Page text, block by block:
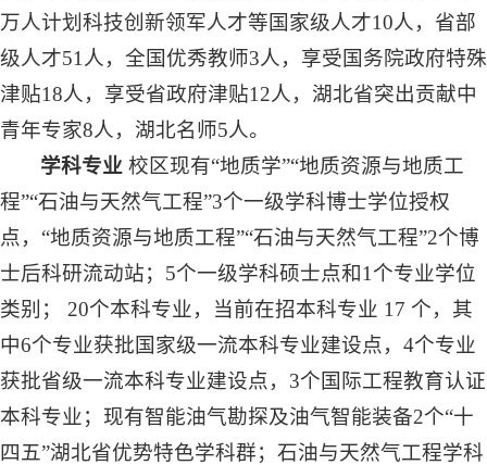
万人计划科技创新领军人才等国家级人才10人，省部
级人才51人，全国优秀教师3人，享受国务院政府特殊
津贴18人，享受省政府津贴12人，湖北省突出贡献中
青年专家8人，湖北名师5人。
学科专业校区现有“地质学”“地质资源与地质工
程”“石油与天然气工程”3个一级学科博士学位授权
点，“地质资源与地质工程”“石油与天然气工程”2个博
士后科研流动站；5个一级学科硕士点和1个专业学位
类别； 20个本科专业，当前在招本科专业 17 个，其
中6个专业获批国家级一流本科专业建设点，4个专业
获批省级一流本科专业建设点，3个国际工程教育认证
本科专业；现有智能油气勘探及油气智能装备2个“十
四五”湖北省优势特色学科群；石油与天然气工程学科